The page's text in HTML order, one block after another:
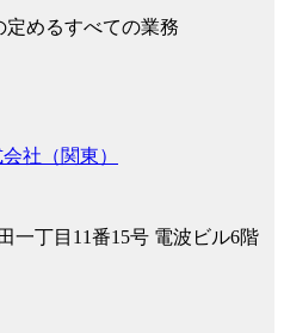
めるすべての業務
社（関東）
一丁目11番15号 電波ビル6階